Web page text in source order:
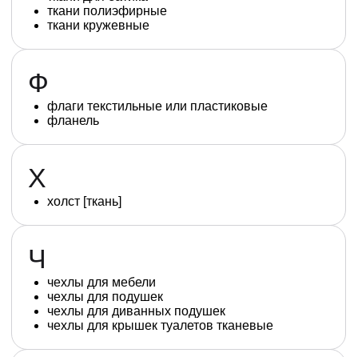
ткани полиэфирные
ткани кружевные
Ф
флаги текстильные или пластиковые
фланель
Х
холст [ткань]
Ч
чехлы для мебели
чехлы для подушек
чехлы для диванных подушек
чехлы для крышек туалетов тканевые